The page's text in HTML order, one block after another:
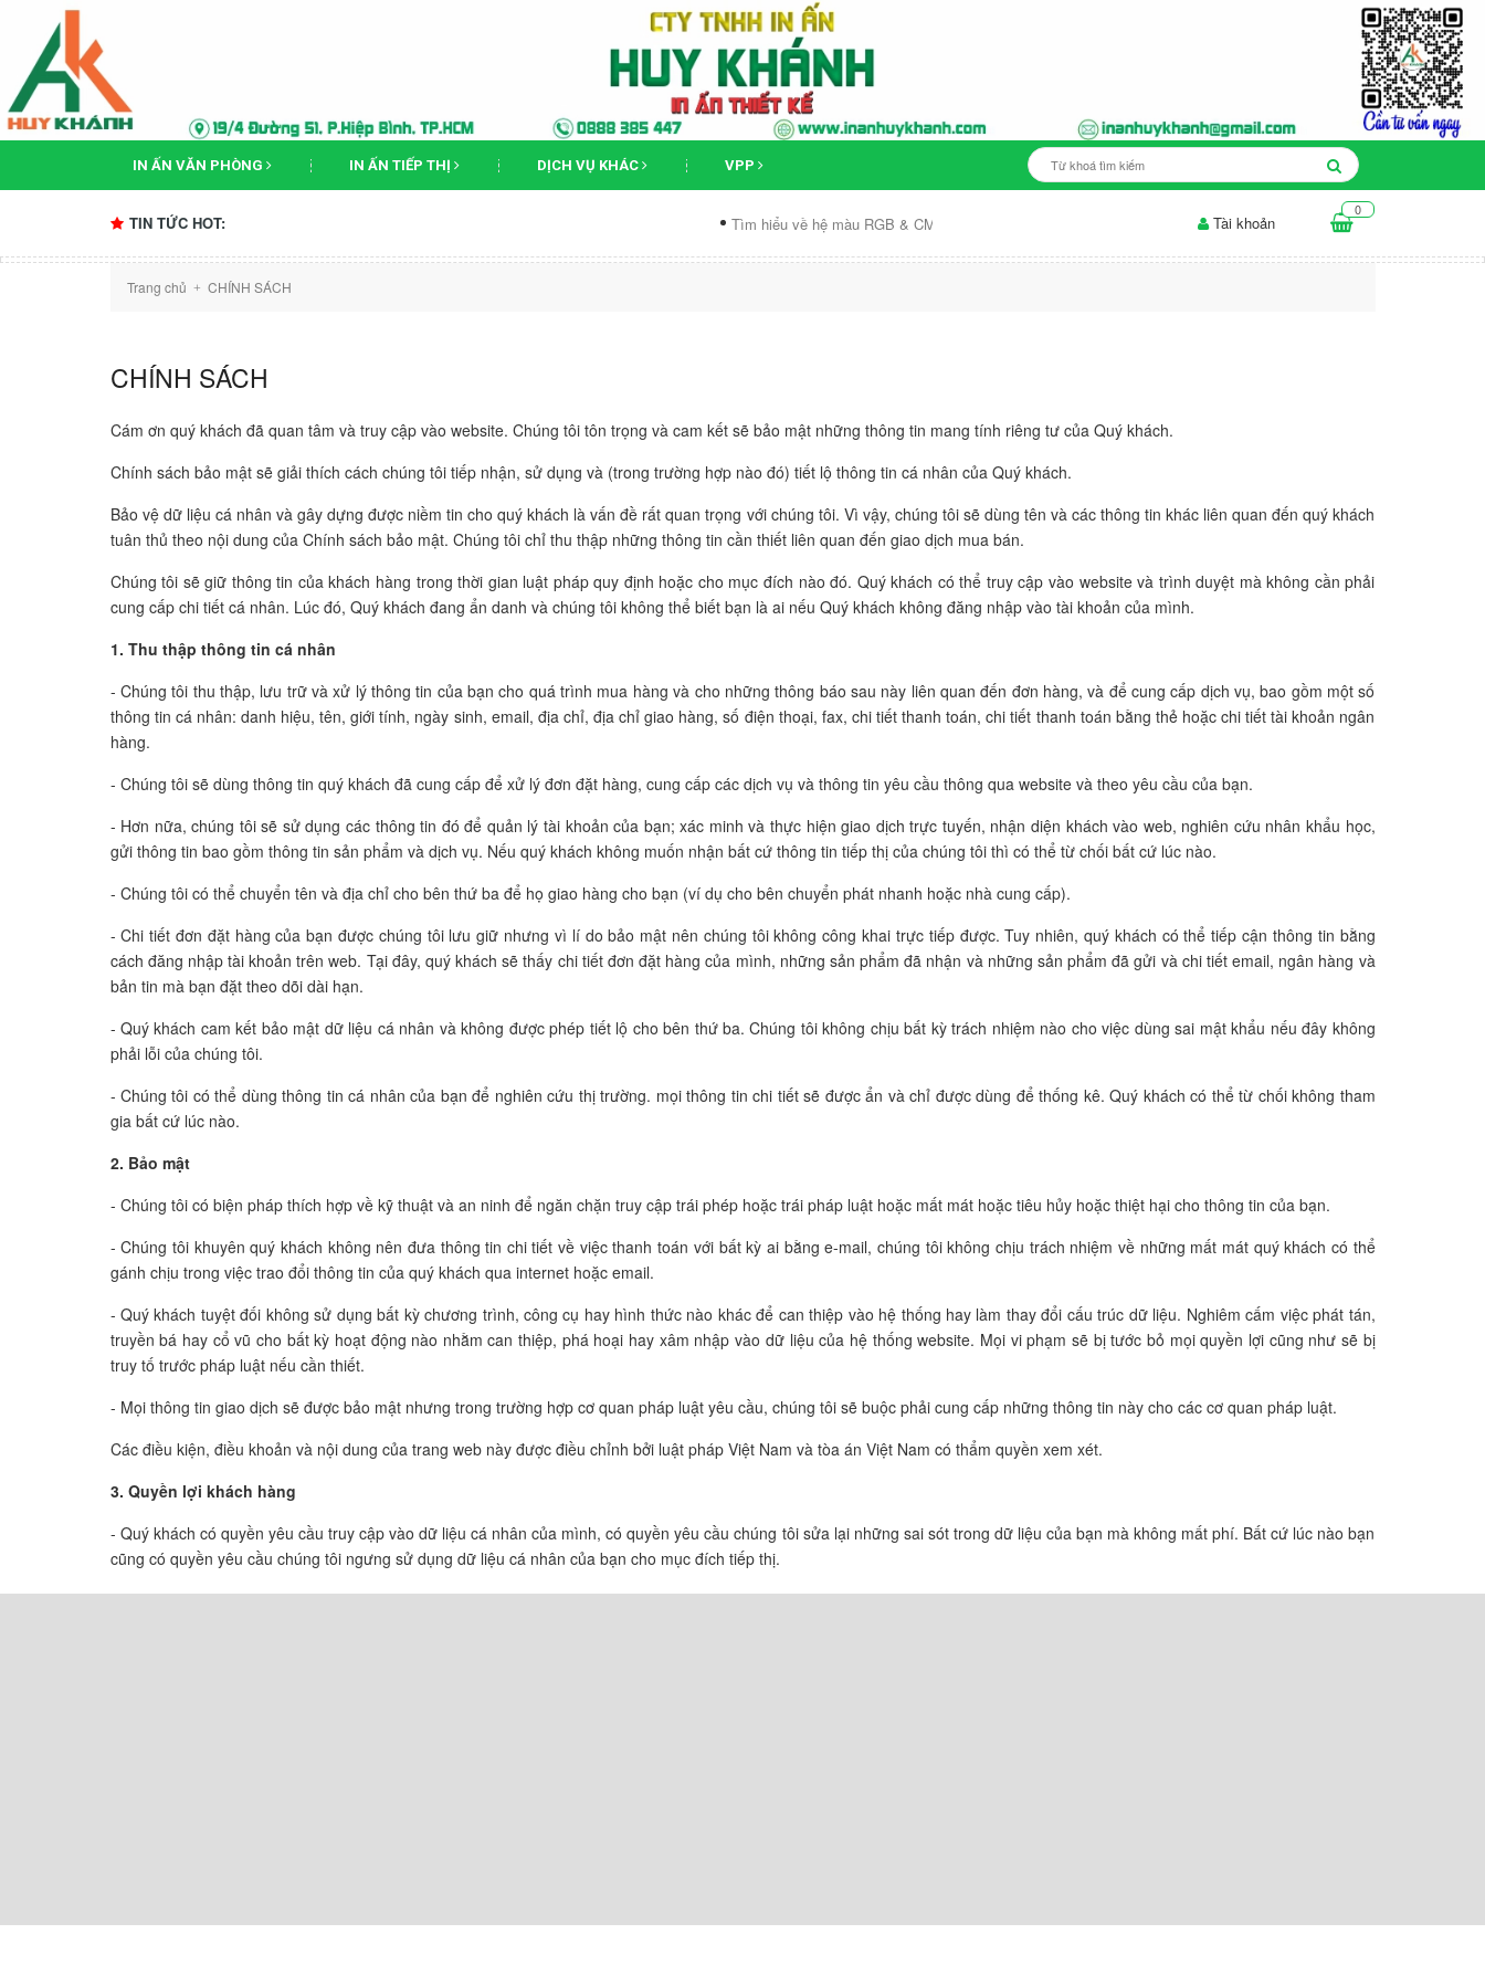
IN ẤN VĂN PHÒNG IN ẤN TIẾP THỊ DỊCH VỤ KHÁC VPP
TIN TỨC HOT: Tìm hiểu về hệ màu RGB & CMYK Các công nghệ in hiện nay
0
Tài khoản
Trang chủ + CHÍNH SÁCH
CHÍNH SÁCH
Cám ơn quý khách đã quan tâm và truy cập vào website. Chúng tôi tôn trọng và cam kết sẽ bảo mật những thông tin mang tính riêng tư của Quý khách.
Chính sách bảo mật sẽ giải thích cách chúng tôi tiếp nhận, sử dụng và (trong trường hợp nào đó) tiết lộ thông tin cá nhân của Quý khách.
Bảo vệ dữ liệu cá nhân và gây dựng được niềm tin cho quý khách là vấn đề rất quan trọng với chúng tôi. Vì vậy, chúng tôi sẽ dùng tên và các thông tin khác liên quan đến quý khách
tuân thủ theo nội dung của Chính sách bảo mật. Chúng tôi chỉ thu thập những thông tin cần thiết liên quan đến giao dịch mua bán.
Chúng tôi sẽ giữ thông tin của khách hàng trong thời gian luật pháp quy định hoặc cho mục đích nào đó. Quý khách có thể truy cập vào website và trình duyệt mà không cần phải
cung cấp chi tiết cá nhân. Lúc đó, Quý khách đang ẩn danh và chúng tôi không thể biết bạn là ai nếu Quý khách không đăng nhập vào tài khoản của mình.
1. Thu thập thông tin cá nhân
- Chúng tôi thu thập, lưu trữ và xử lý thông tin của bạn cho quá trình mua hàng và cho những thông báo sau này liên quan đến đơn hàng, và để cung cấp dịch vụ, bao gồm một số
thông tin cá nhân: danh hiệu, tên, giới tính, ngày sinh, email, địa chỉ, địa chỉ giao hàng, số điện thoại, fax, chi tiết thanh toán, chi tiết thanh toán bằng thẻ hoặc chi tiết tài khoản ngân
hàng.
- Chúng tôi sẽ dùng thông tin quý khách đã cung cấp để xử lý đơn đặt hàng, cung cấp các dịch vụ và thông tin yêu cầu thông qua website và theo yêu cầu của bạn.
- Hơn nữa, chúng tôi sẽ sử dụng các thông tin đó để quản lý tài khoản của bạn; xác minh và thực hiện giao dịch trực tuyến, nhận diện khách vào web, nghiên cứu nhân khẩu học,
gửi thông tin bao gồm thông tin sản phẩm và dịch vụ. Nếu quý khách không muốn nhận bất cứ thông tin tiếp thị của chúng tôi thì có thể từ chối bất cứ lúc nào.
- Chúng tôi có thể chuyển tên và địa chỉ cho bên thứ ba để họ giao hàng cho bạn (ví dụ cho bên chuyển phát nhanh hoặc nhà cung cấp).
- Chi tiết đơn đặt hàng của bạn được chúng tôi lưu giữ nhưng vì lí do bảo mật nên chúng tôi không công khai trực tiếp được. Tuy nhiên, quý khách có thể tiếp cận thông tin bằng
cách đăng nhập tài khoản trên web. Tại đây, quý khách sẽ thấy chi tiết đơn đặt hàng của mình, những sản phẩm đã nhận và những sản phẩm đã gửi và chi tiết email, ngân hàng và
bản tin mà bạn đặt theo dõi dài hạn.
- Quý khách cam kết bảo mật dữ liệu cá nhân và không được phép tiết lộ cho bên thứ ba. Chúng tôi không chịu bất kỳ trách nhiệm nào cho việc dùng sai mật khẩu nếu đây không
phải lỗi của chúng tôi.
- Chúng tôi có thể dùng thông tin cá nhân của bạn để nghiên cứu thị trường. mọi thông tin chi tiết sẽ được ẩn và chỉ được dùng để thống kê. Quý khách có thể từ chối không tham
gia bất cứ lúc nào.
2. Bảo mật
- Chúng tôi có biện pháp thích hợp về kỹ thuật và an ninh để ngăn chặn truy cập trái phép hoặc trái pháp luật hoặc mất mát hoặc tiêu hủy hoặc thiệt hại cho thông tin của bạn.
- Chúng tôi khuyên quý khách không nên đưa thông tin chi tiết về việc thanh toán với bất kỳ ai bằng e-mail, chúng tôi không chịu trách nhiệm về những mất mát quý khách có thể
gánh chịu trong việc trao đổi thông tin của quý khách qua internet hoặc email.
- Quý khách tuyệt đối không sử dụng bất kỳ chương trình, công cụ hay hình thức nào khác để can thiệp vào hệ thống hay làm thay đổi cấu trúc dữ liệu. Nghiêm cấm việc phát tán,
truyền bá hay cổ vũ cho bất kỳ hoạt động nào nhằm can thiệp, phá hoại hay xâm nhập vào dữ liệu của hệ thống website. Mọi vi phạm sẽ bị tước bỏ mọi quyền lợi cũng như sẽ bị
truy tố trước pháp luật nếu cần thiết.
- Mọi thông tin giao dịch sẽ được bảo mật nhưng trong trường hợp cơ quan pháp luật yêu cầu, chúng tôi sẽ buộc phải cung cấp những thông tin này cho các cơ quan pháp luật.
Các điều kiện, điều khoản và nội dung của trang web này được điều chỉnh bởi luật pháp Việt Nam và tòa án Việt Nam có thẩm quyền xem xét.
3. Quyền lợi khách hàng
- Quý khách có quyền yêu cầu truy cập vào dữ liệu cá nhân của mình, có quyền yêu cầu chúng tôi sửa lại những sai sót trong dữ liệu của bạn mà không mất phí. Bất cứ lúc nào bạn
cũng có quyền yêu cầu chúng tôi ngưng sử dụng dữ liệu cá nhân của bạn cho mục đích tiếp thị.